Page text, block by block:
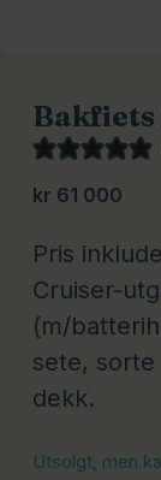
Bakfiets
kr 61 000
Pris
Cruiser-
(m/
sete,
dekk.
Utsolgt, men